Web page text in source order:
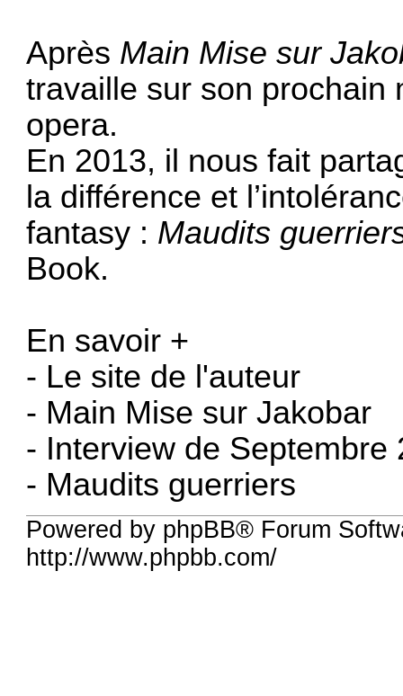
Après Main Mise sur
travaille sur son prochain
opera.
En 2013, il nous fait
la différence et
fantasy : Maudits
Book.
En savoir +
- Le site de l'auteur
- Main Mise sur Jakobar
- Interview de Septembre
- Maudits guerriers
Powered by phpBB® Forum
http://www.phpbb.com/